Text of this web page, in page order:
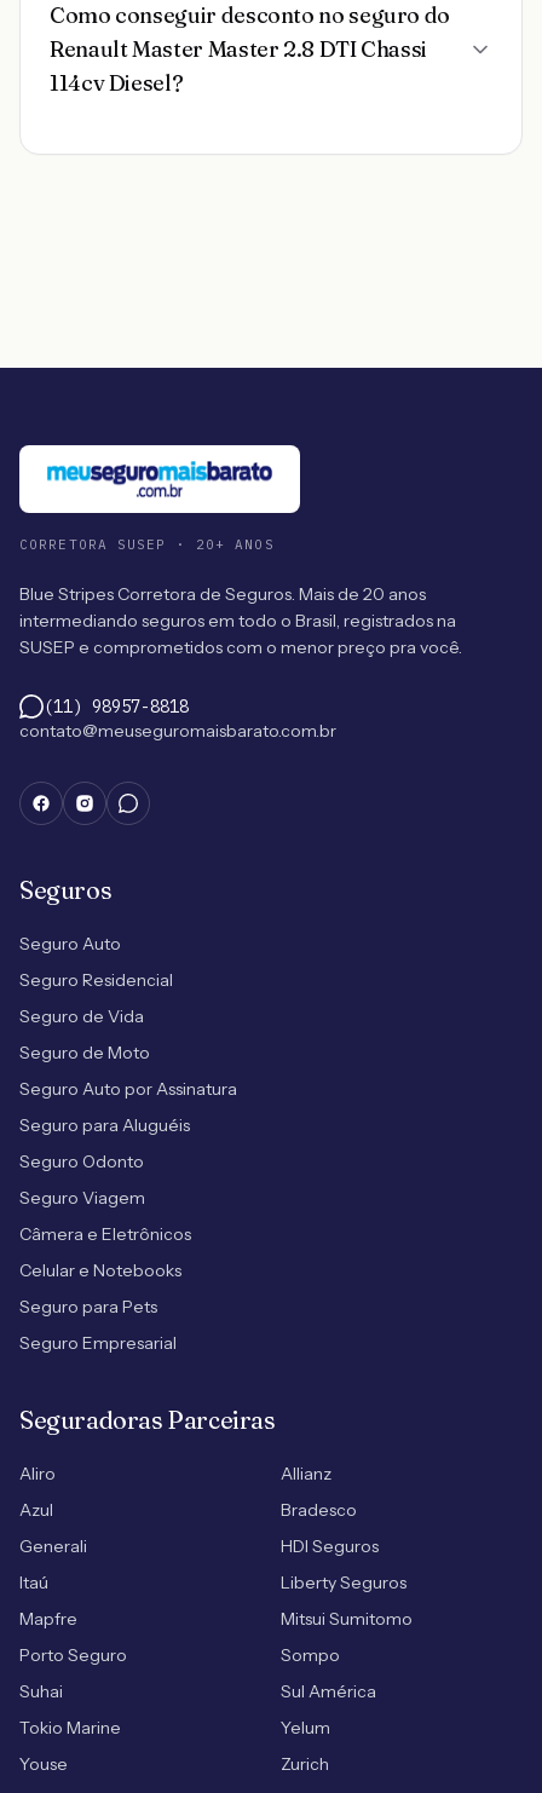
Como conseguir desconto no seguro do
Renault Master Master 2.8 DTI Chassi
114cv Diesel?
CORRETORA SUSEP · 20+ ANOS
Blue Stripes Corretora de Seguros. Mais de 20 anos
intermediando seguros em todo o Brasil, registrados na
SUSEP e comprometidos com o menor preço pra você.
(11) 98957-8818
contato@meuseguromaisbarato.com.br
Seguros
Seguro Auto
Seguro Residencial
Seguro de Vida
Seguro de Moto
Seguro Auto por Assinatura
Seguro para Aluguéis
Seguro Odonto
Seguro Viagem
Câmera e Eletrônicos
Celular e Notebooks
Seguro para Pets
Seguro Empresarial
Seguradoras Parceiras
Aliro
Allianz
Azul
Bradesco
Generali
HDI Seguros
Itaú
Liberty Seguros
Mapfre
Mitsui Sumitomo
Porto Seguro
Sompo
Suhai
Sul América
Tokio Marine
Yelum
Youse
Zurich